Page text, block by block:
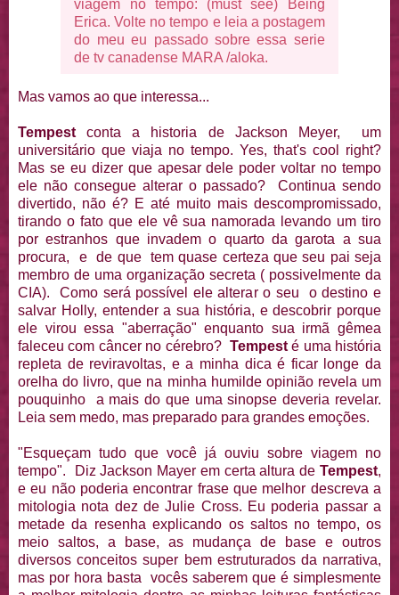
viagem no tempo: (must see) Being
Erica. Volte no tempo e leia a postagem
do meu eu passado sobre essa serie
de tv canadense MARA /aloka.
Mas vamos ao que interessa...
Tempest conta a historia de Jackson Meyer, um
universitário que viaja no tempo. Yes, that's cool right?
Mas se eu dizer que apesar dele poder voltar no tempo
ele não consegue alterar o passado? Continua sendo
divertido, não é? E até muito mais descompromissado,
tirando o fato que ele vê sua namorada levando um tiro
por estranhos que invadem o quarto da garota a sua
procura, e de que tem quase certeza que seu pai seja
membro de uma organização secreta ( possivelmente da
CIA). Como será possível ele alterar o seu o destino e
salvar Holly, entender a sua história, e descobrir porque
ele virou essa "aberração" enquanto sua irmã gêmea
faleceu com câncer no cérebro? Tempesté uma história
repleta de reviravoltas, e a minha dica é ficar longe da
orelha do livro, que na minha humilde opinião revela um
pouquinho a mais do que uma sinopse deveria revelar.
Leia sem medo, mas preparado para grandes emoções.
"Esqueçam tudo que você já ouviu sobre viagem no
tempo". Diz Jackson Mayer em certa altura de Tempest,
e eu não poderia encontrar frase que melhor descreva a
mitologia nota dez de Julie Cross. Eu poderia passar a
metade da resenha explicando os saltos no tempo, os
meio saltos, a base, as mudança de base e outros
diversos conceitos super bem estruturados da narrativa,
mas por hora basta vocês saberem que é simplesmente